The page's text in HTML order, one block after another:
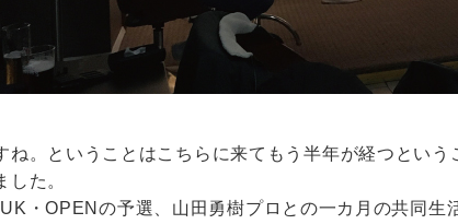
ね。ということはこちらに来てもう半年が経つとい
した。
・OPENの予選、山田勇樹プロとの一カ月の共同